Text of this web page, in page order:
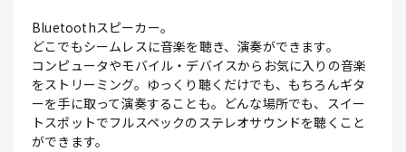
Bluetoothスピーカー。
どこでもシームレスに音楽を聴き、演奏ができます。
コンピュータやモバイル・デバイスからお気に入りの音楽
をストリーミング。ゆっくり聴くだけでも、もちろんギタ
ーを手に取って演奏することも。どんな場所でも、スイー
トスポットでフルスペックのステレオサウンドを聴くこと
ができます。